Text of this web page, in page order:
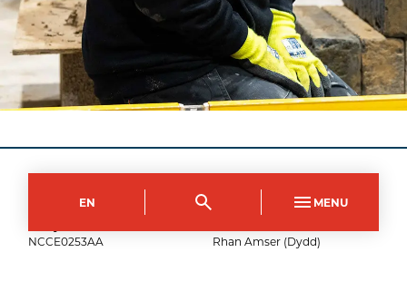
EN MENU
Campws Dinas Casnewydd
NCCE0253AA
Rhan Amser (Dydd)